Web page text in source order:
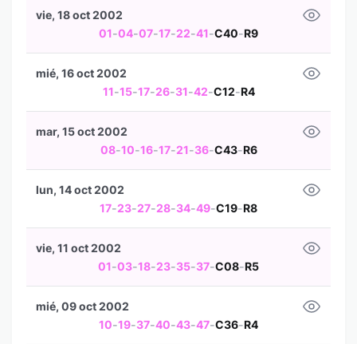
01-04-07-17-22-41-C40-R9
vie, 18 oct 2002
11-15-17-26-31-42-C12-R4
mié, 16 oct 2002
08-10-16-17-21-36-C43-R6
mar, 15 oct 2002
17-23-27-28-34-49-C19-R8
lun, 14 oct 2002
01-03-18-23-35-37-C08-R5
vie, 11 oct 2002
10-19-37-40-43-47-C36-R4
mié, 09 oct 2002